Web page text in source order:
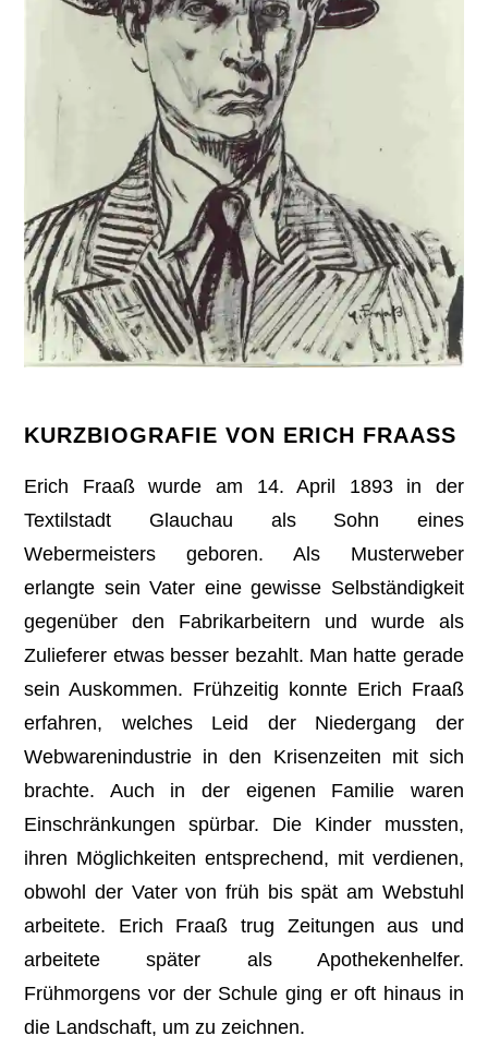
KURZBIOGRAFIE VON ERICH FRAASS
Erich Fraaß wurde am 14. April 1893 in der
Textilstadt Glauchau als Sohn eines
Webermeisters geboren. Als Musterweber
erlangte sein Vater eine gewisse Selbständigkeit
gegenüber den Fabrikarbeitern und wurde als
Zulieferer etwas besser bezahlt. Man hatte gerade
sein Auskommen. Frühzeitig konnte Erich Fraaß
erfahren, welches Leid der Niedergang der
Webwarenindustrie in den Krisenzeiten mit sich
brachte. Auch in der eigenen Familie waren
Einschränkungen spürbar. Die Kinder mussten,
ihren Möglichkeiten entsprechend, mit verdienen,
obwohl der Vater von früh bis spät am Webstuhl
arbeitete. Erich Fraaß trug Zeitungen aus und
arbeitete später als Apothekenhelfer.
Frühmorgens vor der Schule ging er oft hinaus in
die Landschaft, um zu zeichnen.